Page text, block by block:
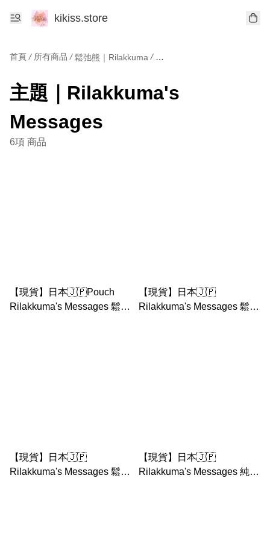
kikiss.store
首頁 / 所有商品 / 鬆弛熊｜Rilakkuma / 主題｜Rilakkuma's
主題｜Rilakkuma's
Messages
6項 商品
【現貨】日本🇯🇵Pouch
Rilakkuma's Messages 鬆弛
【現貨】日本🇯🇵
Rilakkuma's Messages 鬆弛
【現貨】日本🇯🇵
Rilakkuma's Messages 鬆弛
【現貨】日本🇯🇵
Rilakkuma's Messages 純白